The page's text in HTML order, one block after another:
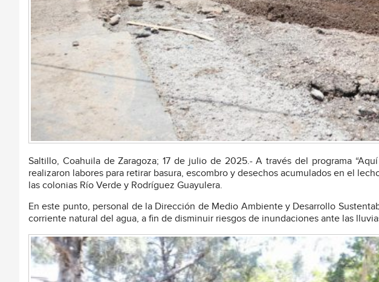
Saltillo, Coahuila de Zaragoza; 17 de julio de 2025.- A través del programa
realizaron labores para retirar basura, escombro y desechos acumulados en el
las colonias Río Verde y Rodríguez Guayulera.
En este punto, personal de la Dirección de Medio Ambiente y Desarrollo
corriente natural del agua, a fin de disminuir riesgos de inundaciones ante las